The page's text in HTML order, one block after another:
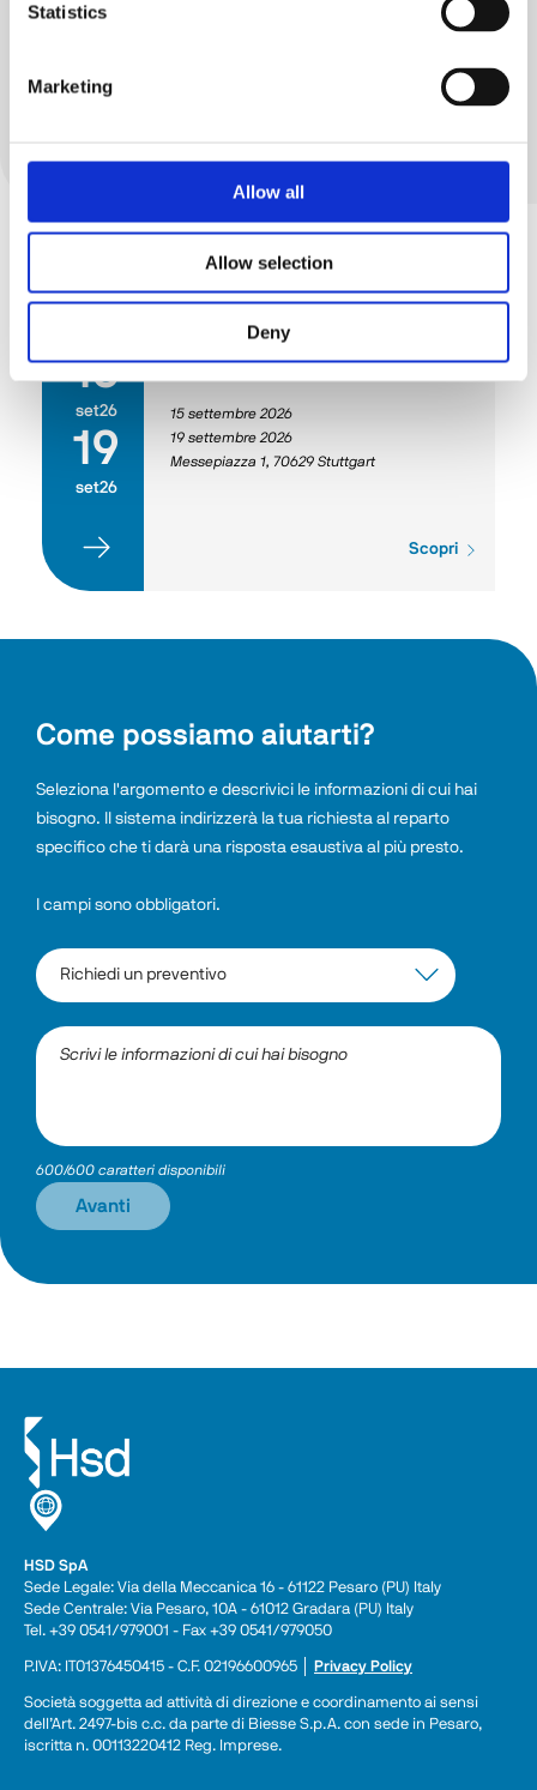
Statistics
Marketing
Allow all
Allow selection
Deny
Fiere ed eventi
15
set26
19
set26
AM
15 settembre 2026
19 settembre 2026
Messepiazza 1, 70629 Stuttgart
Scopri
Come possiamo aiutarti?
Seleziona l'argomento e descrivici le informazioni di cui hai
bisogno. Il sistema indirizzerà la tua richiesta al reparto
specifico che ti darà una risposta esaustiva al più presto.
I campi sono obbligatori.
600/600 caratteri disponibili
Avanti
HSD SpA
Sede Legale: Via della Meccanica 16 - 61122 Pesaro (PU) Italy
Sede Centrale: Via Pesaro, 10A - 61012 Gradara (PU) Italy
Tel. +39 0541/979001 - Fax +39 0541/979050
P.IVA: IT01376450415 - C.F. 02196600965 │ Privacy Policy
Società soggetta ad attività di direzione e coordinamento ai sensi
dell’Art. 2497-bis c.c. da parte di Biesse S.p.A. con sede in Pesaro,
iscritta n. 00113220412 Reg. Imprese.